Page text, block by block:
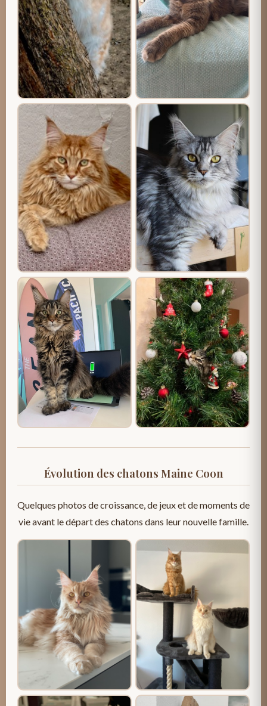
Évolution des chatons Maine Coon
Quelques photos de croissance, de jeux et de moments de
vie avant le départ des chatons dans leur nouvelle famille.